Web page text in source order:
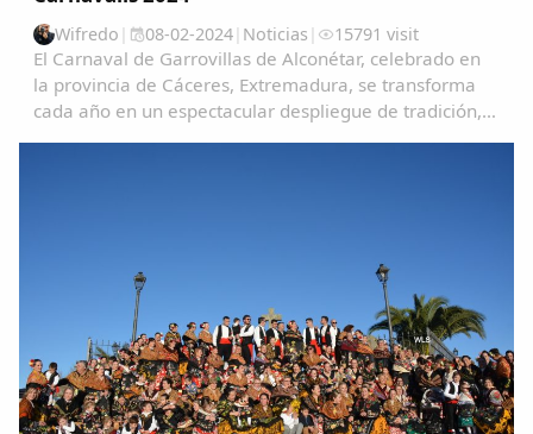
Wifredo | 08-02-2024| Noticias | 15791 visit
El Carnaval de Garrovillas de Alconétar, celebrado en
la provincia de Cáceres, Extremadura, se transforma
cada año en un espectacular despliegue de tradición,
color y alegría, atrayendo a visitantes de todas partes